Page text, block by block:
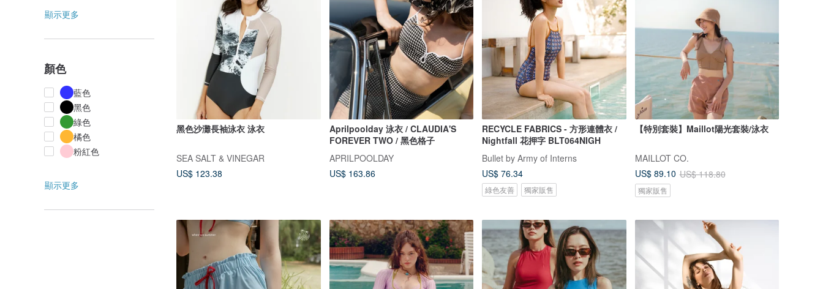
顯示更多
顏色
藍色
黑色
綠色
橘色
粉紅色
顯示更多
黑色沙灘長袖泳衣 泳衣
SEA SALT & VINEGAR
US$ 123.38
Aprilpoolday 泳衣 / CLAUDIA'S
FOREVER TWO / 黑色格子
APRILPOOLDAY
US$ 163.86
RECYCLE FABRICS - 方形連體衣 /
Nightfall 花押字 BLT064NIGH
Bullet by Army of Interns
US$ 76.34
綠色友善 獨家販售
【特別套裝】Maillot陽光套裝/泳衣
MAILLOT CO.
US$ 89.10 US$ 118.80
獨家販售